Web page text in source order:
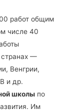
работ общим
числе 40
странах —
Венгрии,
и др.
школы по
Им